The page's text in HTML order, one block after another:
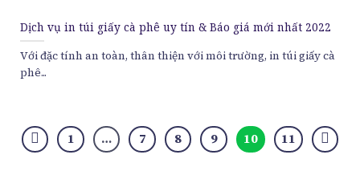
Dịch vụ in túi giấy cà phê uy tín & Báo giá mới nhất 2022
Với đặc tính an toàn, thân thiện với môi trường, in túi giấy cà
phê...
1 … 7 8 9 10 11